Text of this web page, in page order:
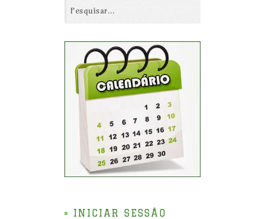
INICIAR SESSÃO